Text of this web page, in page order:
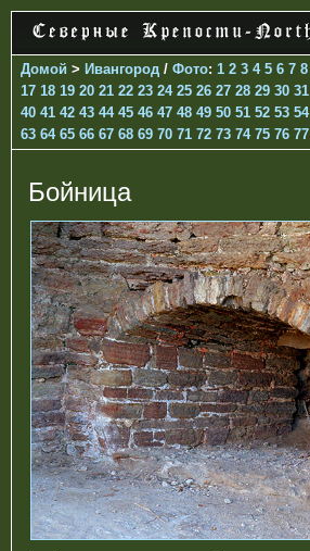
Домой > Ивангород / Фото: 1 2 3 4 5 6 7 8
17 18 19 20 21 22 23 24 25 26 27 28 29 30 31
40 41 42 43 44 45 46 47 48 49 50 51 52 53 54
63 64 65 66 67 68 69 70 71 72 73 74 75 76 77
Бойница